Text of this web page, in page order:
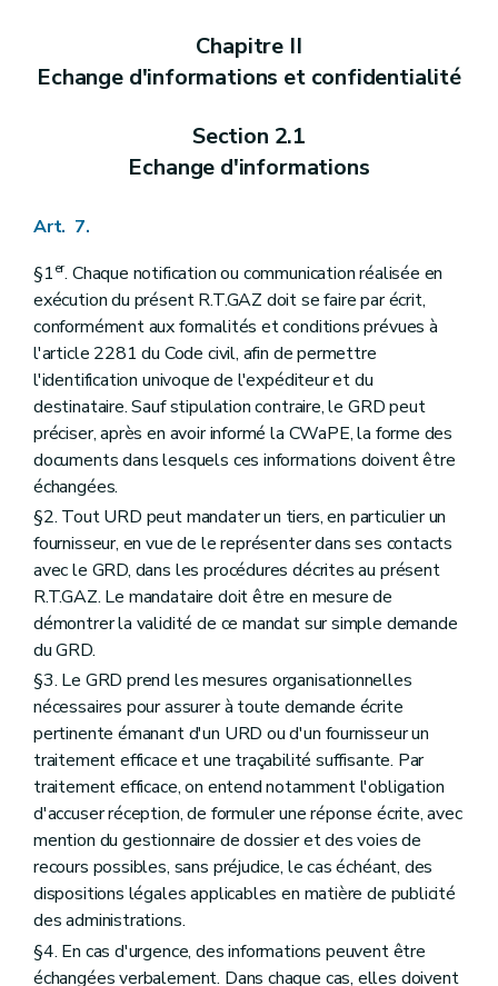
Chapitre II
Echange d'informations et confidentialité
Section 2.1
Echange d'informations
Art. 7.
§1er. Chaque notification ou communication réalisée en
exécution du présent R.T.GAZ doit se faire par écrit,
conformément aux formalités et conditions prévues à
l'article 2281 du Code civil, afin de permettre
l'identification univoque de l'expéditeur et du
destinataire. Sauf stipulation contraire, le GRD peut
préciser, après en avoir informé la CWaPE, la forme des
documents dans lesquels ces informations doivent être
échangées.
§2. Tout URD peut mandater un tiers, en particulier un
fournisseur, en vue de le représenter dans ses contacts
avec le GRD, dans les procédures décrites au présent
R.T.GAZ. Le mandataire doit être en mesure de
démontrer la validité de ce mandat sur simple demande
du GRD.
§3. Le GRD prend les mesures organisationnelles
nécessaires pour assurer à toute demande écrite
pertinente émanant d'un URD ou d'un fournisseur un
traitement efficace et une traçabilité suffisante. Par
traitement efficace, on entend notamment l'obligation
d'accuser réception, de formuler une réponse écrite, avec
mention du gestionnaire de dossier et des voies de
recours possibles, sans préjudice, le cas échéant, des
dispositions légales applicables en matière de publicité
des administrations.
§4. En cas d'urgence, des informations peuvent être
échangées verbalement. Dans chaque cas, elles doivent